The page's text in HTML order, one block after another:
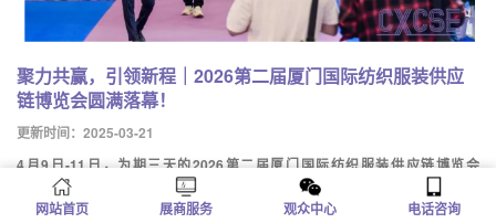
聚力共赢，引领新程｜2026第二届厦门国际纺织服装供应
链博览会圆满落幕！
更新时间：2025-03-21
4月9日-11日，为期三天的2026第二届厦门国际纺织服装供应链博览会
（CXCSE）在厦门国际会议展览中心圆满落幕。本届展会由中国纺织品进出口
商会、厦门市纺织服装同业商会、杭州励业....
网站首页 展商服务 观众中心 电话咨询